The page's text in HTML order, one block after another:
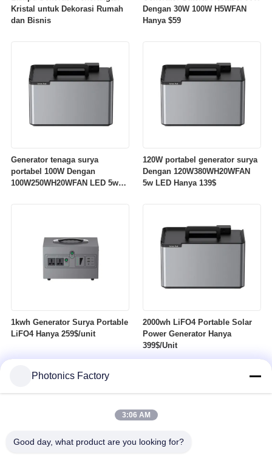
Kristal untuk Dekorasi Rumah
dan Bisnis
Dengan 30W 100W H5WFAN
Hanya $59
Generator tenaga surya
portabel 100W Dengan
100W250WH20WFAN LED 5w
120W portabel generator surya
Dengan 120W380WH20WFAN
5w LED Hanya 139$
1kwh Generator Surya Portable
LiFO4 Hanya 259$/unit
2000wh LiFO4 Portable Solar
Power Generator Hanya
399$/Unit
Photonics Factory
3:06 AM
Good day, what product are you looking for?